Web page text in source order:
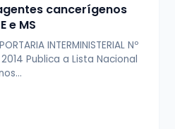
cancerígenos
e MS
INTERMINISTERIAL Nº
2014 Publica a Lista Nacional